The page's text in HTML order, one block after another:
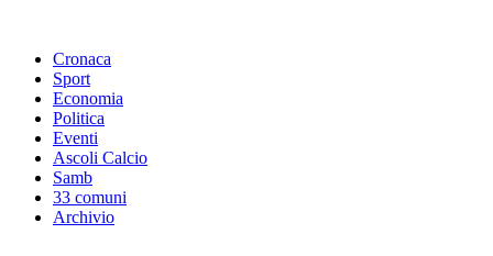
Cronaca
Sport
Economia
Politica
Eventi
Ascoli Calcio
Samb
33 comuni
Archivio